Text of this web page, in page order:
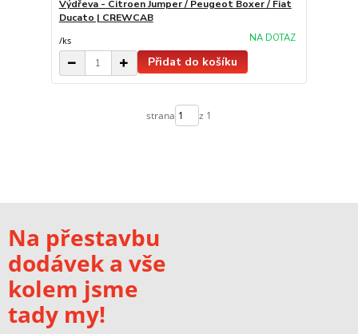
Výdřeva - Citroen Jumper / Peugeot Boxer / Fiat
Ducato | CREWCAB
/ks NA DOTAZ
Přidat do košíku
strana z 1
Na přestavbu
dodávek a vše
kolem jsme
tady my!